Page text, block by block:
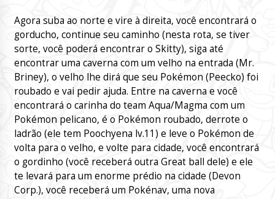
Agora suba ao norte e vire à direita, você encontrará o
gorducho, continue seu caminho (nesta rota, se tiver
sorte, você poderá encontrar o Skitty), siga até
encontrar uma caverna com um velho na entrada (Mr.
Briney), o velho lhe dirá que seu Pokémon (Peecko) foi
roubado e vai pedir ajuda. Entre na caverna e você
encontrará o carinha do team Aqua/Magma com um
Pokémon pelicano, é o Pokémon roubado, derrote o
ladrão (ele tem Poochyena lv.11) e leve o Pokémon de
volta para o velho, e volte para cidade, você encontrará
o gordinho (você receberá outra Great ball dele) e ele
te levará para um enorme prédio na cidade (Devon
Corp.), você receberá um Pokénav, uma nova